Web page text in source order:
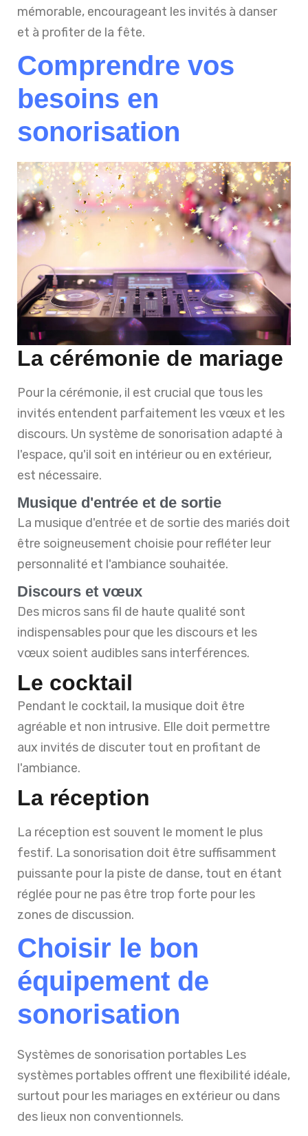
mémorable, encourageant les invités à danser
et à profiter de la fête.
Comprendre vos
besoins en
sonorisation
La cérémonie de mariage
Pour la cérémonie, il est crucial que tous les
invités entendent parfaitement les vœux et les
discours. Un système de sonorisation adapté à
l'espace, qu'il soit en intérieur ou en extérieur,
est nécessaire.
Musique d'entrée et de sortie
La musique d'entrée et de sortie des mariés doit
être soigneusement choisie pour refléter leur
personnalité et l'ambiance souhaitée.
Discours et vœux
Des micros sans fil de haute qualité sont
indispensables pour que les discours et les
vœux soient audibles sans interférences.
Le cocktail
Pendant le cocktail, la musique doit être
agréable et non intrusive. Elle doit permettre
aux invités de discuter tout en profitant de
l'ambiance.
La réception
La réception est souvent le moment le plus
festif. La sonorisation doit être suffisamment
puissante pour la piste de danse, tout en étant
réglée pour ne pas être trop forte pour les
zones de discussion.
Choisir le bon
équipement de
sonorisation
Systèmes de sonorisation portables Les
systèmes portables offrent une flexibilité idéale,
surtout pour les mariages en extérieur ou dans
des lieux non conventionnels.